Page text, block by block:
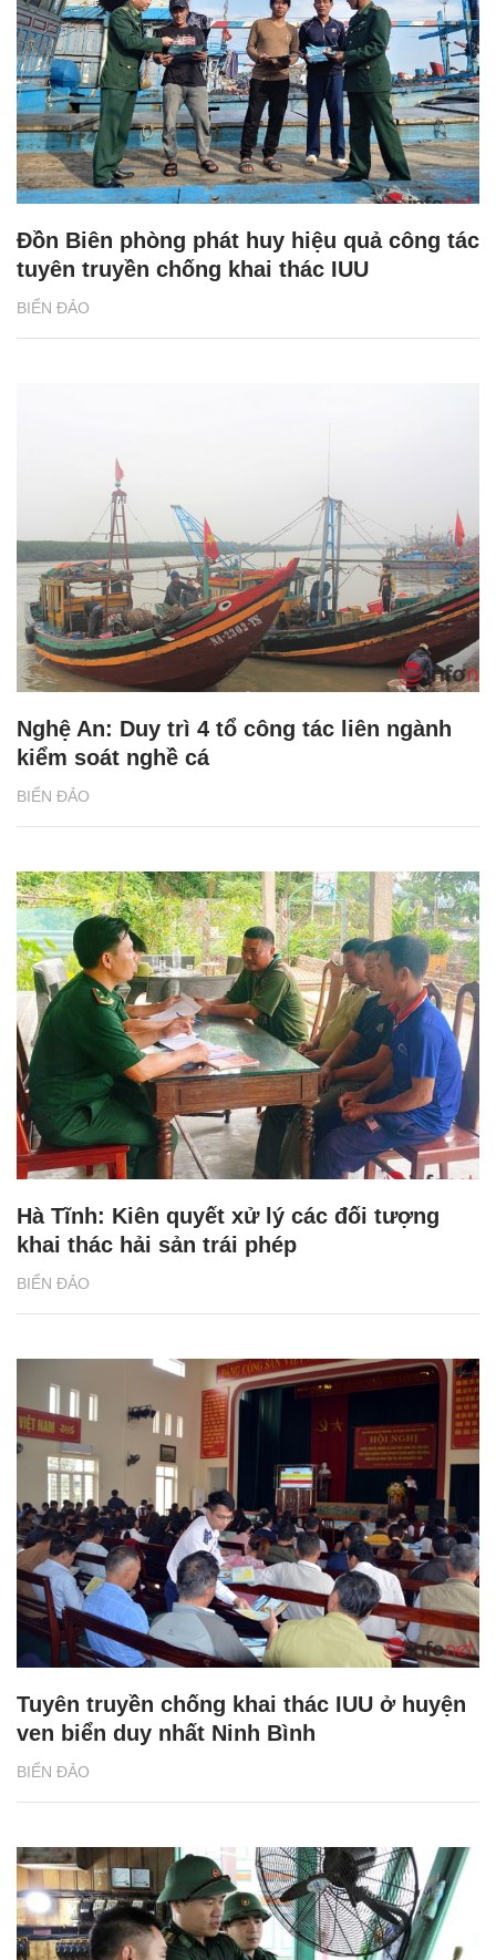
BIỂN ĐẢO
Đồn Biên phòng phát huy hiệu quả công tác
tuyên truyền chống khai thác IUU
BIỂN ĐẢO
Nghệ An: Duy trì 4 tổ công tác liên ngành
kiểm soát nghề cá
BIỂN ĐẢO
Hà Tĩnh: Kiên quyết xử lý các đối tượng
khai thác hải sản trái phép
BIỂN ĐẢO
Tuyên truyền chống khai thác IUU ở huyện
ven biển duy nhất Ninh Bình